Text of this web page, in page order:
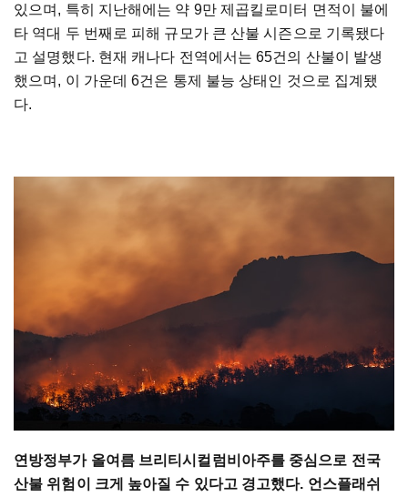
있으며, 특히 지난해에는 약 9만 제곱킬로미터 면적이 불에
타 역대 두 번째로 피해 규모가 큰 산불 시즌으로 기록됐다
고 설명했다. 현재 캐나다 전역에서는 65건의 산불이 발생
했으며, 이 가운데 6건은 통제 불능 상태인 것으로 집계됐
다.
연방정부가 올여름 브리티시컬럼비아주를 중심으로 전국
산불 위험이 크게 높아질 수 있다고 경고했다. 언스플래쉬